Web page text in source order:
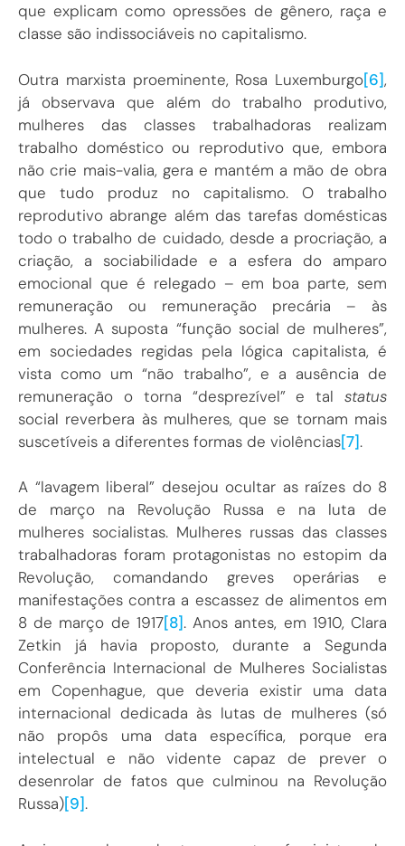
que explicam como opressões de gênero, raça e
classe são indissociáveis no capitalismo.
Outra marxista proeminente, Rosa Luxemburgo[6],
já observava que além do trabalho produtivo,
mulheres das classes trabalhadoras realizam
trabalho doméstico ou reprodutivo que, embora
não crie mais-valia, gera e mantém a mão de obra
que tudo produz no capitalismo. O trabalho
reprodutivo abrange além das tarefas domésticas
todo o trabalho de cuidado, desde a procriação, a
criação, a sociabilidade e a esfera do amparo
emocional que é relegado – em boa parte, sem
remuneração ou remuneração precária – às
mulheres. A suposta “função social de mulheres”,
em sociedades regidas pela lógica capitalista, é
vista como um “não trabalho”, e a ausência de
remuneração o torna “desprezível” e tal status
social reverbera às mulheres, que se tornam mais
suscetíveis a diferentes formas de violências[7].
A “lavagem liberal” desejou ocultar as raízes do 8
de março na Revolução Russa e na luta de
mulheres socialistas. Mulheres russas das classes
trabalhadoras foram protagonistas no estopim da
Revolução, comandando greves operárias e
manifestações contra a escassez de alimentos em
8 de março de 1917[8]. Anos antes, em 1910, Clara
Zetkin já havia proposto, durante a Segunda
Conferência Internacional de Mulheres Socialistas
em Copenhague, que deveria existir uma data
internacional dedicada às lutas de mulheres (só
não propôs uma data específica, porque era
intelectual e não vidente capaz de prever o
desenrolar de fatos que culminou na Revolução
Russa)[9].